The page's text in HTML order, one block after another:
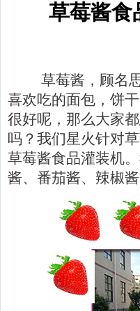
草莓酱食
草莓酱，顾名思
喜欢吃的面包，饼
很好呢，那么大家
吗？我们星火针对
草莓酱食品灌装机
酱、番茄酱、辣椒